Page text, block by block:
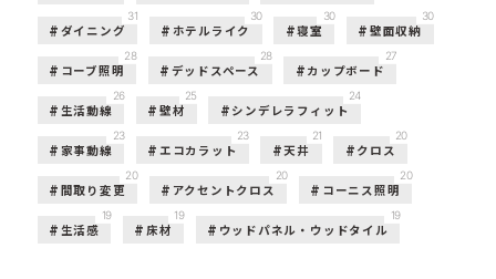
ダイニング
31
ホテルライク
30
寝室
30
壁面収納
30
コーブ照明
28
デッドスペース
28
カップボード
27
生活動線
26
壁材
25
シンデレラフィット
24
家事動線
23
エコカラット
23
天井
21
クロス
20
間取り変更
20
アクセントクロス
20
コーニス照明
20
生活感
19
床材
19
ウッドパネル・ウッドタイル
19